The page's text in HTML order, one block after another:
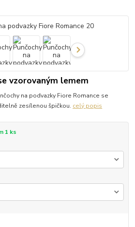
vzorovaným lemem
na podvazky Fiore Romance se
zesílenou špičkou. celý popis
1 ks